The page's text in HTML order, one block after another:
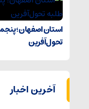
استان اصفهان؛
تحول‌آفرین
آخرین اخبار